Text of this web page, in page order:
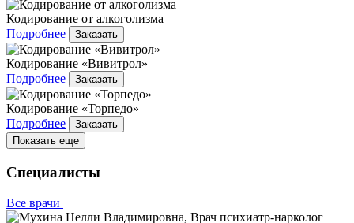
Кодирование от алкоголизма
Подробнее
Заказать
Кодирование «Вивитрол»
Подробнее
Заказать
Кодирование «Торпедо»
Подробнее
Заказать
Показать еще
Специалисты
Все врачи